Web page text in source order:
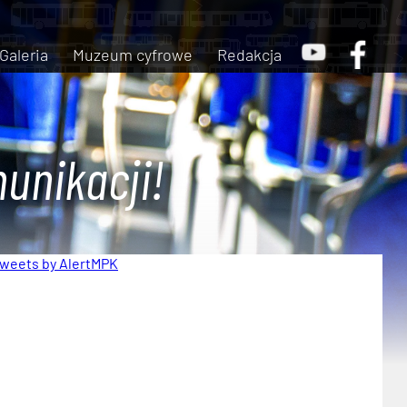
Galeria Muzeum cyfrowe Redakcja
by AlertMPK